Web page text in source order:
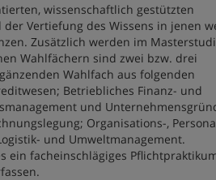
wissenschaftlich gestützten
Vertiefung des Wissens in jenen
Zusätzlich werden im
Wahlfächern sind zwei bzw. drei
Wahlfach aus folgenden
Betriebliches Finanz- und
und
Organisations-,
und Umweltmanagement.
ein facheinschlägiges